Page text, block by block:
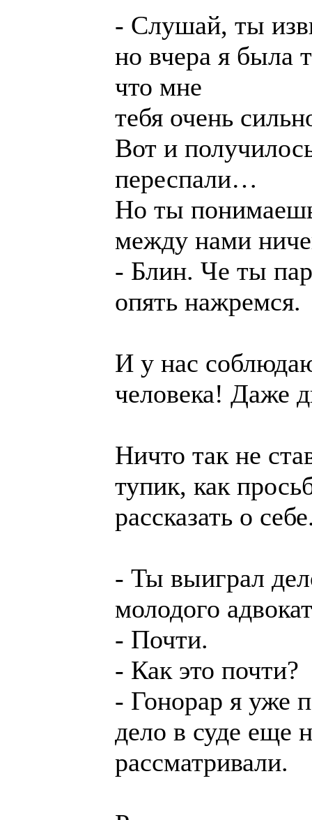
- Слушай, ты
но вчера я была
что мне
тебя очень
Вот и
переспали…
Но ты
между нами
- Блин. Че ты
опять нажремся.
И у нас
человека! Даже
Ничто так не
тупик, как
рассказать о
- Ты выиграл
молодого
- Почти.
- Как это почти?
- Гонорар я уже
дело в суде еще
рассматривали.